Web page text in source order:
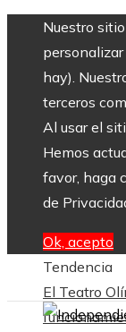
Nuestro
hay).
terceros
Al usar el
Hemos
favor, haga
de
Ok, acepto
Tendencia
El Teatro